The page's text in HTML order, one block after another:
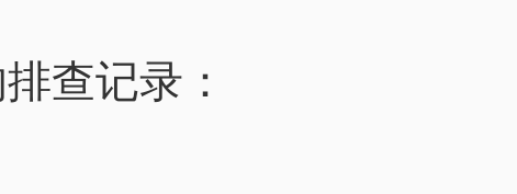
查记录：